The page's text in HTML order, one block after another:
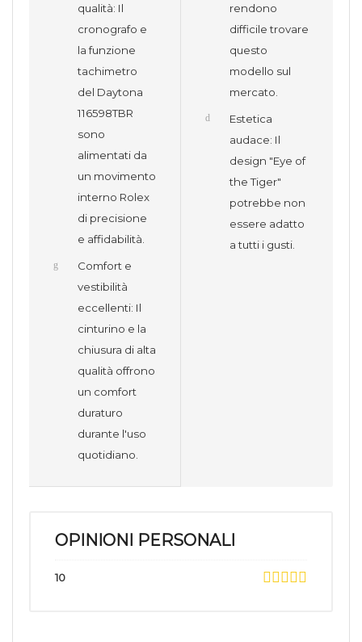
qualità: Il
cronografo e
la funzione
tachimetro
del Daytona
116598TBR
sono
alimentati da
un movimento
interno Rolex
di precisione
e affidabilità.
Comfort e
vestibilità
eccellenti: Il
cinturino e la
chiusura di alta
qualità offrono
un comfort
duraturo
durante l'uso
quotidiano.
rendono
difficile trovare
questo
modello sul
mercato.
Estetica
audace: Il
design "Eye of
the Tiger"
potrebbe non
essere adatto
a tutti i gusti.
OPINIONI PERSONALI
10